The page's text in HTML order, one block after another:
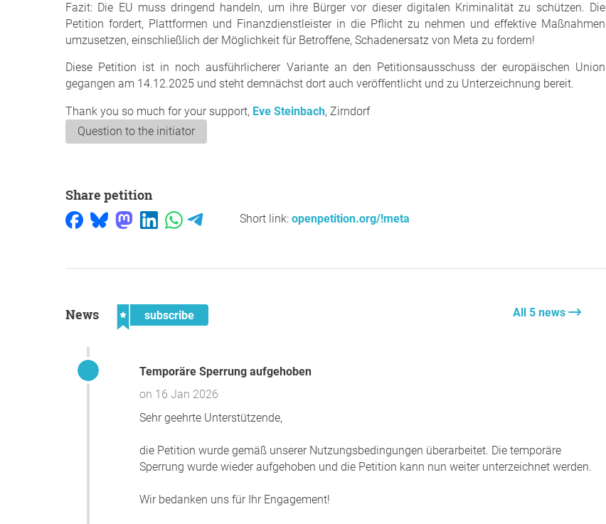
Fazit: Die EU muss dringend handeln, um ihre Bürger vor dieser digitalen Kriminalität zu schützen. Die
Petition fordert, Plattformen und Finanzdienstleister in die Pflicht zu nehmen und effektive Maßnahmen
umzusetzen, einschließlich der Möglichkeit für Betroffene, Schadenersatz von Meta zu fordern!
Diese Petition ist in noch ausführlicherer Variante an den Petitionsausschuss der europäischen Union
gegangen am 14.12.2025 und steht demnächst dort auch veröffentlicht und zu Unterzeichnung bereit.
Thank you so much for your support, Eve Steinbach, Zirndorf
Question to the initiator
Share petition
Short link: openpetition.org/!meta
News subscribe All 5 news
Temporäre Sperrung aufgehoben
on 16 Jan 2026
Sehr geehrte Unterstützende,
die Petition wurde gemäß unserer Nutzungsbedingungen überarbeitet. Die temporäre
Sperrung wurde wieder aufgehoben und die Petition kann nun weiter unterzeichnet werden.
Wir bedanken uns für Ihr Engagement!